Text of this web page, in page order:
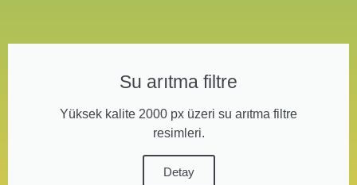
Su arıtma filtre
Yüksek kalite 2000 px üzeri su arıtma filtre
resimleri.
Detay